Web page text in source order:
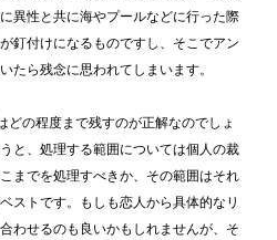
異性と共に海やプールなどに行った際
釘付けになるものですし、そこでアン
たら残念に思われてしまいます。
どの程度まで残すのが正解なのでしょ
と、処理する範囲については個人の裁
までを処理すべきか、その範囲はそれ
ストです。もしも恋人から具体的なリ
わせるのも良いかもしれませんが、そ